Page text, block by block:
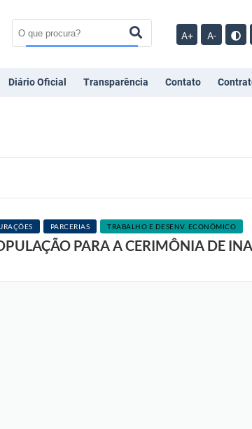
A+ A-
Diário Oficial Transparência Contato
PARCERIAS TRABALHO E DESENV. ECONÔMICO
PARA A CERIMÔNIA DE